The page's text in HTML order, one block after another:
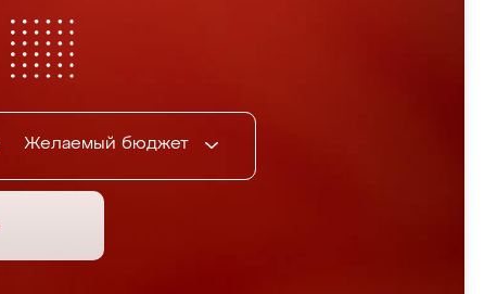
Желаемый бюджет